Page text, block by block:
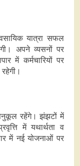
यात्रा सफल
अपने व्यसनों पर
में कर्मचारियों पर
रहेंगे। झंझटों में
में यथार्थता व
में नई योजनाओं पर